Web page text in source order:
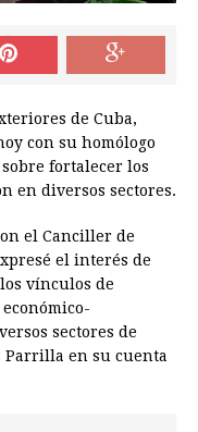
de Cuba,
con su homólogo
fortalecer los
en diversos sectores.
el Canciller de
el interés de
vínculos de
sectores de
Parrilla en su cuenta